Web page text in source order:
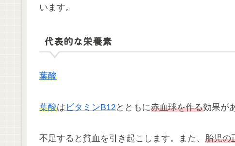
います。
代表的な栄養素
葉酸
葉酸は ビタミンB12 とともに赤血球を作る効果が
不足すると貧血を引き起こします。また、 胎児の